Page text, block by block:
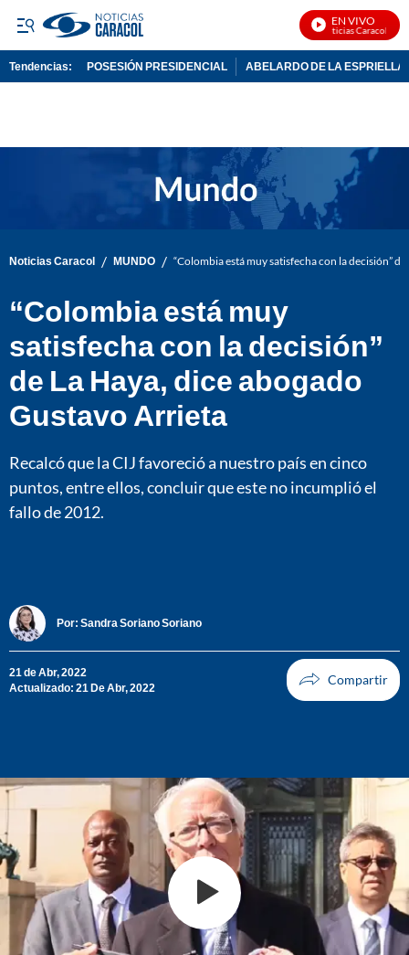
EN VIVO
Noticias Caracol En
Tendencias: POSESIÓN PRESIDENCIAL ABELARDO DE LA ESPRIELLA
Noticias Caracol / MUNDO / “Colombia está muy satisfecha con la decisión”
“Colombia está muy
satisfecha con la decisión”
de La Haya, dice abogado
Gustavo Arrieta
Recalcó que la CIJ favoreció a nuestro país en cinco
puntos, entre ellos, concluir que este no incumplió el
fallo de 2012.
Por: Sandra Soriano Soriano
21 de Abr, 2022
Actualizado: 21 De Abr, 2022